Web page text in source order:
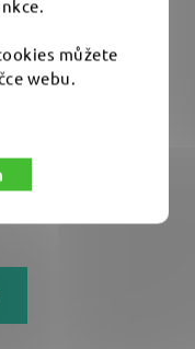
můžete
webu.
Wash Mitt - mycí